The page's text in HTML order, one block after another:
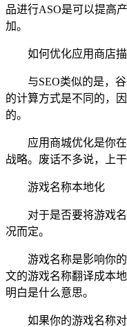
品进行ASO是可以提高
加。
如何优化应用商店
与SEO类似的是，
的计算方式是不同的，
的。
应用商城优化是你
战略。废话不多说，上干
游戏名称本地化
对于是否要将游戏
况而定。
游戏名称是影响你
文的游戏名称翻译成本
明白是什么意思。
如果你的游戏名称